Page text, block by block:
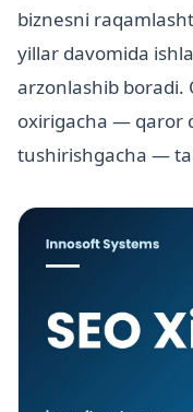
biznesni
yillar davomida
arzonlashib boradi.
oxirigacha — qaror
tushirishgacha —